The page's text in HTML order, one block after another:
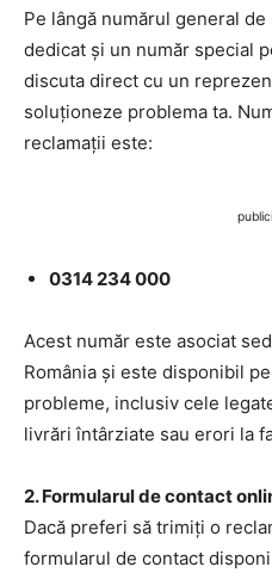
Pe lângă numărul general
dedicat și un număr special
discuta direct cu un
soluționeze problema ta.
reclamații este:
0314 234 000
Acest număr este asociat
România și este disponibil
probleme, inclusiv cele
livrări întârziate sau erori la
2. Formularul de contact
Dacă preferi să trimiți o
formularul de contact